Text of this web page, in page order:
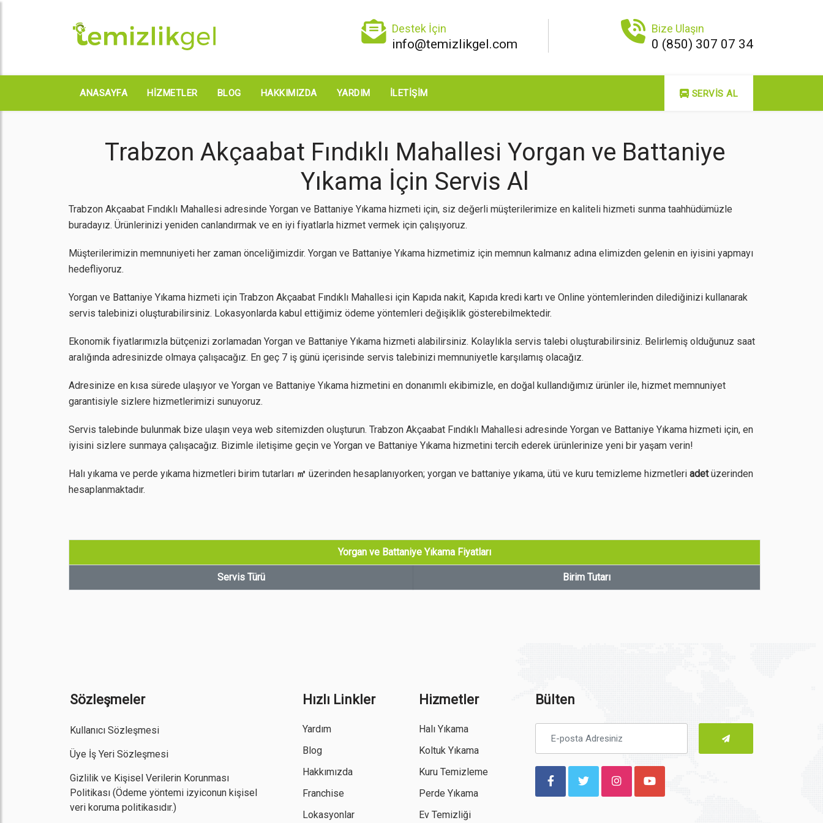
Destek İçin
info@temizlikgel.com
Bize Ulaşın
0 (850) 307 07 34
ANASAYFA HIZMETLER BLOG HAKKIMIZDA YARDIM İLETIŞIM SERVIS AL
Trabzon Akçaabat Fındıklı Mahallesi Yorgan ve Battaniye
Yıkama İçin Servis Al
Trabzon Akçaabat Fındıklı Mahallesi adresinde Yorgan ve Battaniye Yıkama hizmeti için, siz değerli müşterilerimize en kaliteli hizmeti sunma taahhüdümüzle
buradayız. Ürünlerinizi yeniden canlandırmak ve en iyi fiyatlarla hizmet vermek için çalışıyoruz.
Müşterilerimizin memnuniyeti her zaman önceliğimizdir. Yorgan ve Battaniye Yıkama hizmetimiz için memnun kalmanız adına elimizden gelenin en iyisini yapmayı
hedefliyoruz.
Yorgan ve Battaniye Yıkama hizmeti için Trabzon Akçaabat Fındıklı Mahallesi için Kapıda nakit, Kapıda kredi kartı ve Online yöntemlerinden dilediğinizi kullanarak
servis talebinizi oluşturabilirsiniz. Lokasyonlarda kabul ettiğimiz ödeme yöntemleri değişiklik gösterebilmektedir.
Ekonomik fiyatlarımızla bütçenizi zorlamadan Yorgan ve Battaniye Yıkama hizmeti alabilirsiniz. Kolaylıkla servis talebi oluşturabilirsiniz. Belirlemiş olduğunuz saat
aralığında adresinizde olmaya çalışacağız. En geç 7 iş günü içerisinde servis talebinizi memnuniyetle karşılamış olacağız.
Adresinize en kısa sürede ulaşıyor ve Yorgan ve Battaniye Yıkama hizmetini en donanımlı ekibimizle, en doğal kullandığımız ürünler ile, hizmet memnuniyet
garantisiyle sizlere hizmetlerimizi sunuyoruz.
Servis talebinde bulunmak bize ulaşın veya web sitemizden oluşturun. Trabzon Akçaabat Fındıklı Mahallesi adresinde Yorgan ve Battaniye Yıkama hizmeti için, en
iyisini sizlere sunmaya çalışacağız. Bizimle iletişime geçin ve Yorgan ve Battaniye Yıkama hizmetini tercih ederek ürünlerinize yeni bir yaşam verin!
Halı yıkama ve perde yıkama hizmetleri birim tutarları ㎡ üzerinden hesaplanıyorken; yorgan ve battaniye yıkama, ütü ve kuru temizleme hizmetleri adetüzerinden
hesaplanmaktadır.
Yorgan ve Battaniye Yıkama Fiyatları
Servis Türü Birim Tutarı
Sözleşmeler
Kullanıcı Sözleşmesi
Üye İş Yeri Sözleşmesi
Gizlilik ve Kişisel Verilerin Korunması
Politikası (Ödeme yöntemi izyiconun kişisel
veri koruma politikasıdır.)
Hızlı Linkler
Yardım
Blog
Hakkımızda
Franchise
Lokasyonlar
Hizmetler
Halı Yıkama
Koltuk Yıkama
Kuru Temizleme
Perde Yıkama
Ev Temizliği
Bülten